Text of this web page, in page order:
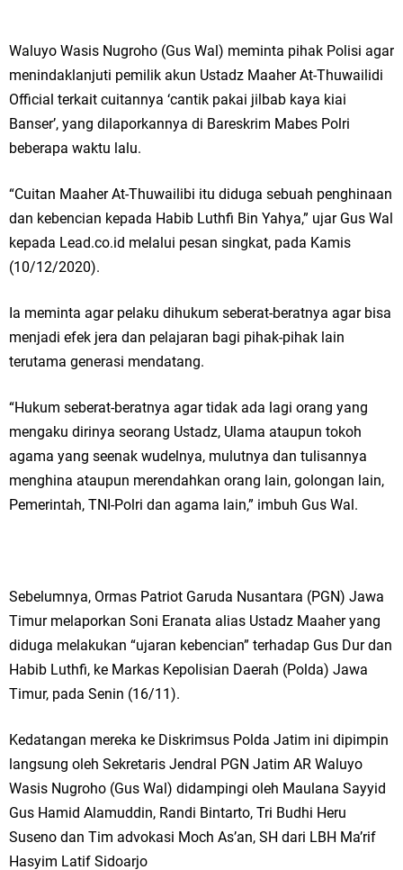
Waluyo Wasis Nugroho (Gus Wal) meminta pihak Polisi agar
menindaklanjuti pemilik akun Ustadz Maaher At-Thuwailidi
Official terkait cuitannya ‘cantik pakai jilbab kaya kiai
Banser’, yang dilaporkannya di Bareskrim Mabes Polri
beberapa waktu lalu.
“Cuitan Maaher At-Thuwailibi itu diduga sebuah penghinaan
dan kebencian kepada Habib Luthfi Bin Yahya,” ujar Gus Wal
kepada Lead.co.id melalui pesan singkat, pada Kamis
(10/12/2020).
Ia meminta agar pelaku dihukum seberat-beratnya agar bisa
menjadi efek jera dan pelajaran bagi pihak-pihak lain
terutama generasi mendatang.
“Hukum seberat-beratnya agar tidak ada lagi orang yang
mengaku dirinya seorang Ustadz, Ulama ataupun tokoh
agama yang seenak wudelnya, mulutnya dan tulisannya
menghina ataupun merendahkan orang lain, golongan lain,
Pemerintah, TNI-Polri dan agama lain,” imbuh Gus Wal.
Sebelumnya, Ormas Patriot Garuda Nusantara (PGN) Jawa
Timur melaporkan Soni Eranata alias Ustadz Maaher yang
diduga melakukan “ujaran kebencian” terhadap Gus Dur dan
Habib Luthfi, ke Markas Kepolisian Daerah (Polda) Jawa
Timur, pada Senin (16/11).
Kedatangan mereka ke Diskrimsus Polda Jatim ini dipimpin
langsung oleh Sekretaris Jendral PGN Jatim AR Waluyo
Wasis Nugroho (Gus Wal) didampingi oleh Maulana Sayyid
Gus Hamid Alamuddin, Randi Bintarto, Tri Budhi Heru
Suseno dan Tim advokasi Moch As’an, SH dari LBH Ma’rif
Hasyim Latif Sidoarjo